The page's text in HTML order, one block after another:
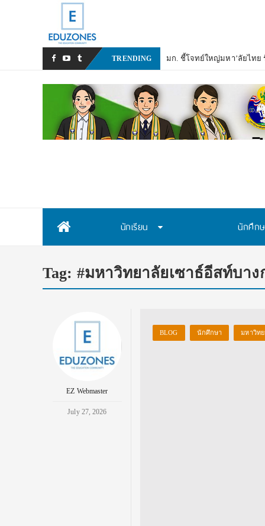
TRENDING
มก. ชี้โจทย์ใหญ่มหา’ลัยไทย
นักเรียน นักศึก
Tag: #มหาวิทยาลัยเซาธ์อีสท์บาง
EZ Webmaster
July 27, 2026
BLOG นักศึกษา มหาวิท